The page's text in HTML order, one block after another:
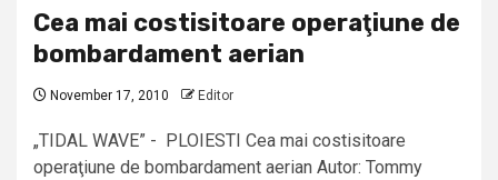
Cea mai costisitoare operaţiune de
bombardament aerian
November 17, 2010 Editor
„TIDAL WAVE” - PLOIESTI Cea mai costisitoare
operaţiune de bombardament aerian Autor: Tommy